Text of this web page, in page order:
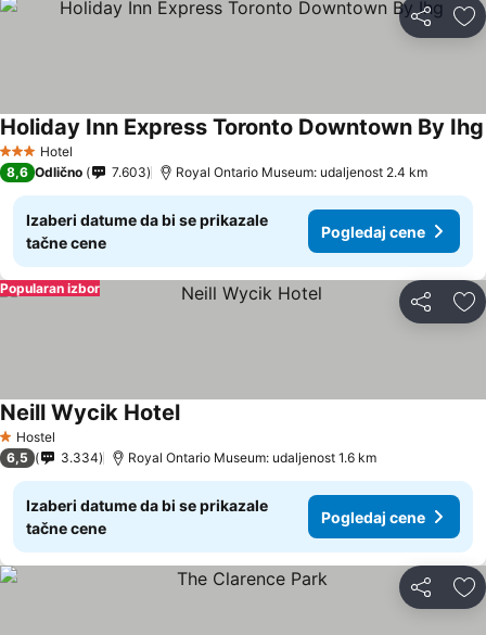
Deli
3 Zvezdice
Hotel
Holiday Inn Express Toronto Downtown By Ihg
8,6 Odlično 7.603 Royal Ontario Museum: udaljenost 2.4 km
Izaberi datume da bi se prikazale
tačne cene
Pogledaj cene
Deli
Popularan izbor
1 Zvezdice
Hostel
Neill Wycik Hotel
6,5 3.334 Royal Ontario Museum: udaljenost 1.6 km
Izaberi datume da bi se prikazale
tačne cene
Pogledaj cene
Deli